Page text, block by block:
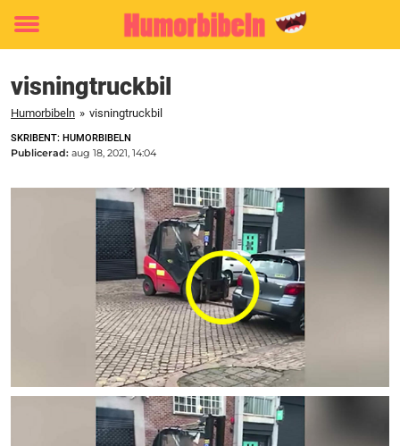
Toggle
visningtruckbil
Humorbibeln » visningtruckbil
SKRIBENT: HUMORBIBELN
Publicerad: aug 18, 2021, 14:04